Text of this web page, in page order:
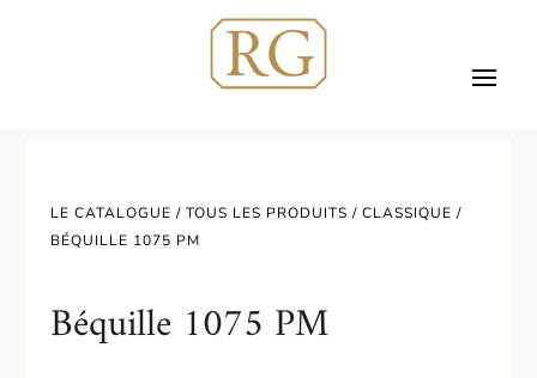
LE CATALOGUE /TOUS LES PRODUITS /CLASSIQUE /
BÉQUILLE 1075 PM
Béquille 1075 PM